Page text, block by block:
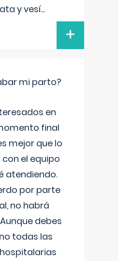
y vesí...
+
mi parto?
en
final
mejor que lo
el equipo
atendiendo.
por parte
no habrá
debes
todas las